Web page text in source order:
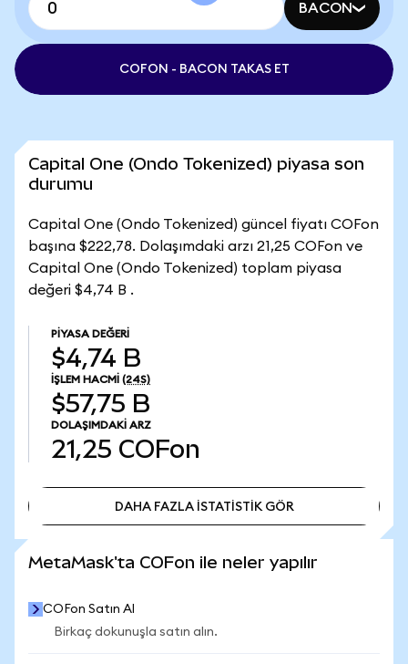
BACON
COFON - BACON TAKAS ET
Capital One (Ondo Tokenized) piyasa son
durumu
Capital One (Ondo Tokenized) güncel fiyatı COFon
başına $222,78. Dolaşımdaki arzı 21,25 COFon ve
Capital One (Ondo Tokenized) toplam piyasa
değeri $4,74 B .
PIYASA DEĞERI
$4,74 B
İŞLEM HACMI (24S)
$57,75 B
DOLAŞIMDAKI ARZ
21,25 COFon
DAHA FAZLA İSTATİSTİK GÖR
MetaMask'ta COFon ile neler yapılır
COFon Satın Al
Birkaç dokunuşla satın alın.